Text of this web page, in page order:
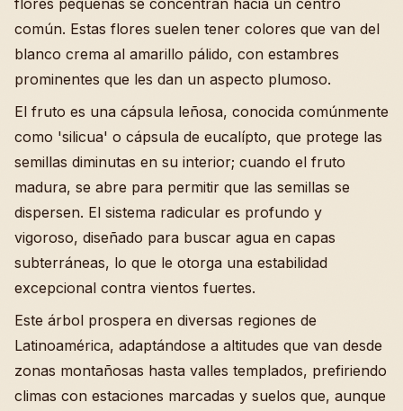
flores pequeñas se concentran hacia un centro
común. Estas flores suelen tener colores que van del
blanco crema al amarillo pálido, con estambres
prominentes que les dan un aspecto plumoso.
El fruto es una cápsula leñosa, conocida comúnmente
como 'silicua' o cápsula de eucalípto, que protege las
semillas diminutas en su interior; cuando el fruto
madura, se abre para permitir que las semillas se
dispersen. El sistema radicular es profundo y
vigoroso, diseñado para buscar agua en capas
subterráneas, lo que le otorga una estabilidad
excepcional contra vientos fuertes.
Este árbol prospera en diversas regiones de
Latinoamérica, adaptándose a altitudes que van desde
zonas montañosas hasta valles templados, prefiriendo
climas con estaciones marcadas y suelos que, aunque